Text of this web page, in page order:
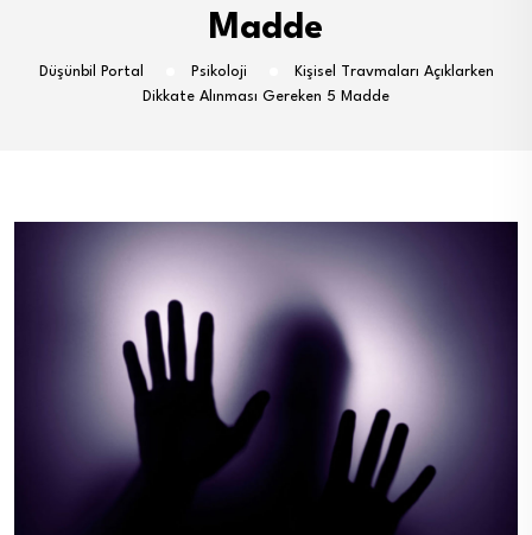
Madde
Düşünbil Portal Psikoloji
Kişisel Travmaları Açıklarken
Dikkate Alınması Gereken 5 Madde